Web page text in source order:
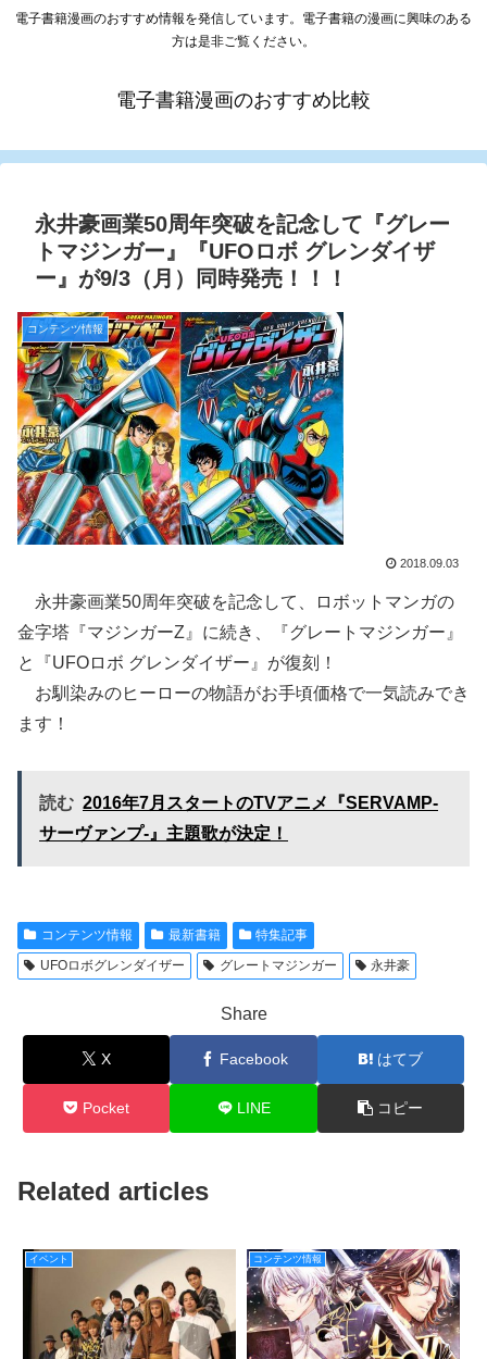
電子書籍漫画のおすすめ情報を発信しています。電子書籍の漫画に興味のある
方は是非ご覧ください。
電子書籍漫画のおすすめ比較
永井豪画業50周年突破を記念して『グレー
トマジンガー』『UFOロボ グレンダイザ
ー』が9/3（月）同時発売！！！
コンテンツ情報
2018.09.03
永井豪画業50周年突破を記念して、ロボットマンガの
金字塔『マジンガーZ』に続き、『グレートマジンガー』
と『UFOロボ グレンダイザー』が復刻！
お馴染みのヒーローの物語がお手頃価格で一気読みでき
ます！
読む 2016年7月スタートのTVアニメ『SERVAMP-
サーヴァンプ-』主題歌が決定！
コンテンツ情報 最新書籍
特集記事
UFOロボグレンダイザー
グレートマジンガー 永井豪
Share
X Facebook はてブ
Pocket LINE コピー
Related articles
イベント コンテンツ情報